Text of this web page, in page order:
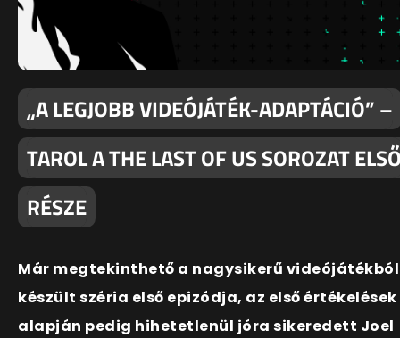
„A LEGJOBB VIDEÓJÁTÉK-ADAPTÁCIÓ” –
TAROL A THE LAST OF US SOROZAT
RÉSZE
Már megtekinthető a nagysikerű videójátékból
készült széria első epizódja, az első értékelések
alapján pedig hihetetlenül jóra sikeredett Joel